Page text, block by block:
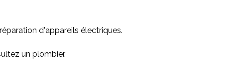
d'appareils électriques.
un plombier.